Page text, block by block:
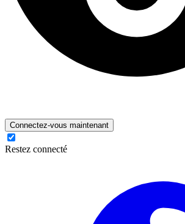
Connectez-vous maintenant
Restez connecté